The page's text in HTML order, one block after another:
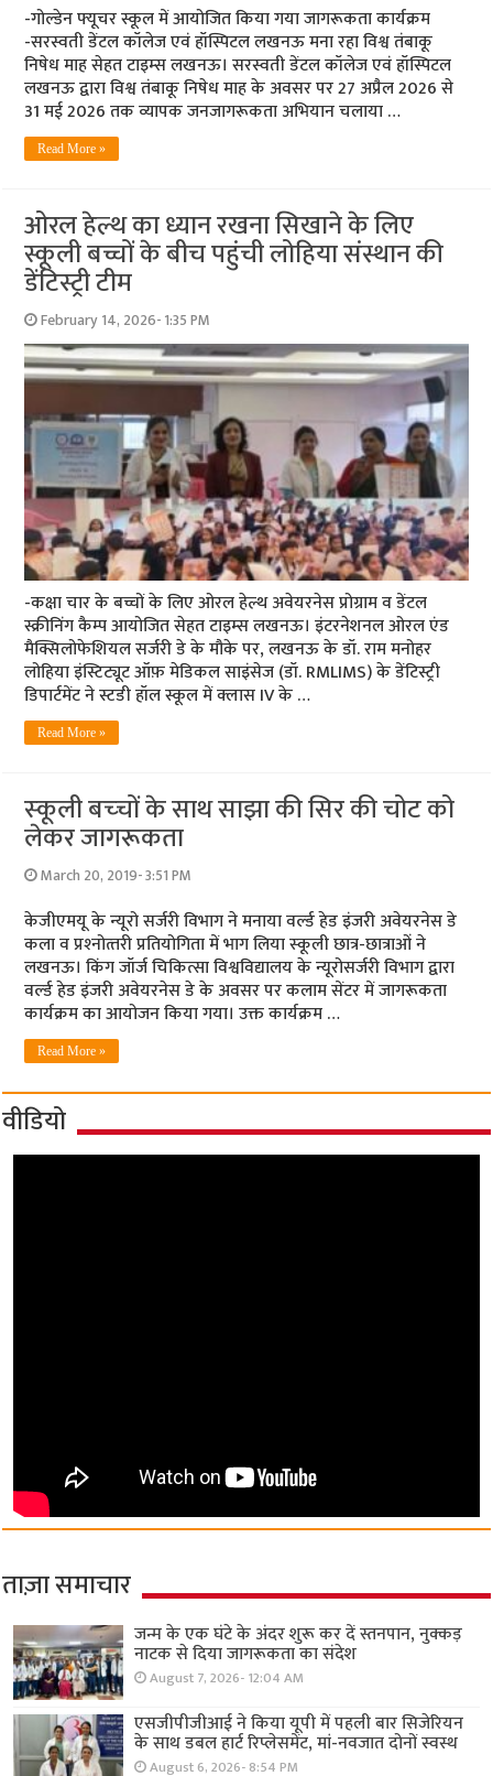
-गोल्डेन फ्यूचर स्कूल में आयोजित किया गया जागरूकता कार्यक्रम
-सरस्वती डेंटल कॉलेज एवं हॉस्पिटल लखनऊ मना रहा विश्व तंबाकू
निषेध माह सेहत टाइम्स लखनऊ। सरस्वती डेंटल कॉलेज एवं हॉस्पिटल
लखनऊ द्वारा विश्व तंबाकू निषेध माह के अवसर पर 27 अप्रैल 2026 से
31 मई 2026 तक व्यापक जनजागरूकता अभियान चलाया …
Read More »
ओरल हेल्थ का ध्यान रखना सिखाने के लिए
स्कूली बच्चों के बीच पहुंची लोहिया संस्थान की
डेंटिस्ट्री टीम
February 14, 2026- 1:35 PM
-कक्षा चार के बच्चों के लिए ओरल हेल्थ अवेयरनेस प्रोग्राम व डेंटल
स्क्रीनिंग कैम्प आयोजित सेहत टाइम्स लखनऊ। इंटरनेशनल ओरल एंड
मैक्सिलोफेशियल सर्जरी डे के मौके पर, लखनऊ के डॉ. राम मनोहर
लोहिया इंस्टिट्यूट ऑफ़ मेडिकल साइंसेज (डॉ. RMLIMS) के डेंटिस्ट्री
डिपार्टमेंट ने स्टडी हॉल स्कूल में क्लास IV के …
Read More »
स्‍कूली बच्‍चों के साथ साझा की सिर की चोट को
लेकर जागरूकता
March 20, 2019- 3:51 PM
केजीएमयू के न्‍यूरो सर्जरी विभाग ने मनाया वर्ल्‍ड हेड इंजरी अवेयरनेस डे
कला व प्रश्‍नोत्‍तरी प्रतियोगिता में भाग लिया स्‍कूली छात्र-छात्राओं ने
लखनऊ। किंग जॉर्ज चिकित्सा विश्वविद्यालय के न्यूरोसर्जरी विभाग द्वारा
वर्ल्‍ड हेड इंजरी अवेयरनेस डे के अवसर पर कलाम सेंटर में जागरूकता
कार्यक्रम का आयोजन किया गया। उक्त कार्यक्रम …
Read More »
वीडियो
ताज़ा समाचार
जन्म के एक घंटे के अंदर शुरू कर दें स्तनपान, नुक्कड़
नाटक से दिया जागरूकता का संदेश
August 7, 2026- 12:04 AM
एसजीपीजीआई ने किया यूपी में पहली बार सिजेरियन
के साथ डबल हार्ट रिप्लेसमेंट, मां-नवजात दोनों स्वस्थ
August 6, 2026- 8:54 PM